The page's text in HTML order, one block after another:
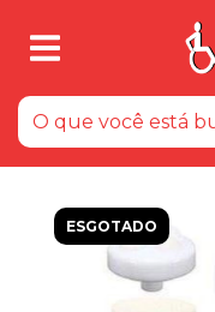
ESGOTADO